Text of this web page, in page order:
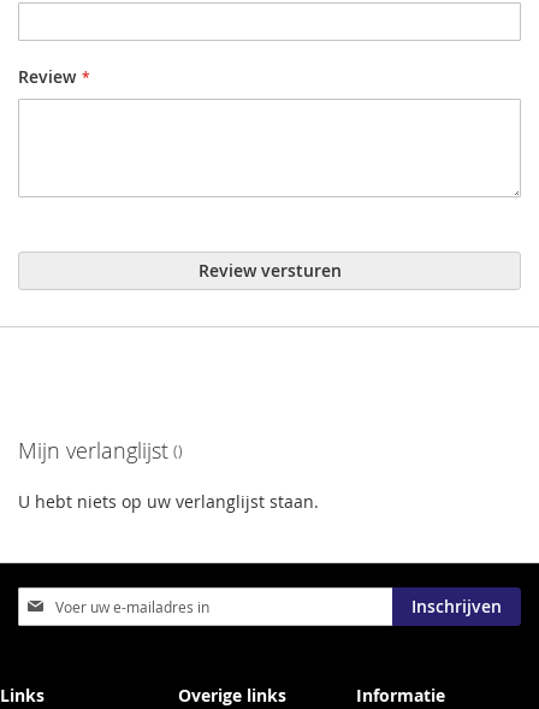
Review
Review versturen
Mijn verlanglijst
U hebt niets op uw verlanglijst staan.
Abonneer
u
nieuwsbrief
Inschrijven
Links Overige links Informatie